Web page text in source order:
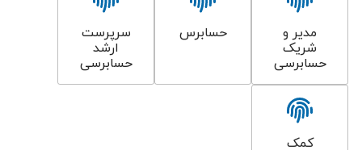
مدیر و
شریک
حسابرسی
حسابرس
سرپرست
ارشد
حسابرسی
کمک